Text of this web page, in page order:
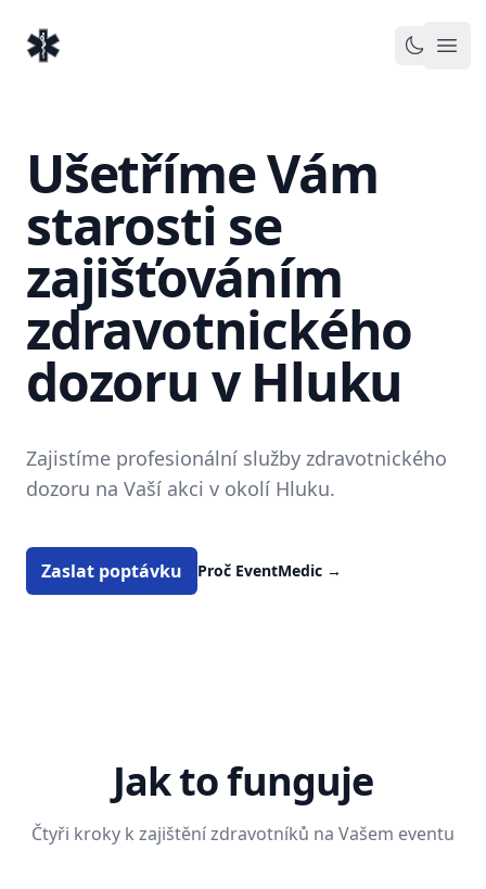
EventMedic.cz
Toggle
Ušetříme Vám
starosti se
zajišťováním
zdravotnického
dozoru v Hluku
Zajistíme profesionální služby zdravotnického
dozoru na Vaší akci v okolí Hluku.
Zaslat poptávku Proč EventMedic →
Jak to funguje
Čtyři kroky k zajištění zdravotníků na Vašem eventu